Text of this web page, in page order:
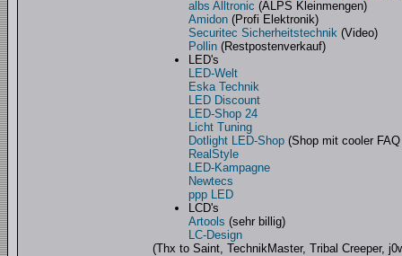
albs Alltronic (ALPS Kleinmengen)
Amidon (Profi Elektronik)
Securitec Sicherheitstechnik (Video)
Pollin (Restpostenverkauf)
LED's
LED-Welt
Eska Technik
LED Discount
LED-Shop 24
Licht Tuning
Dotlight LED-Shop (Shop mit cooler
RealStyle
LED-Kampagne
Newtecs
ppp LED
LCD's
Artools (sehr billig)
LC-Design
(Thx to Saint, TechnikMaster, Tribal Creeper,